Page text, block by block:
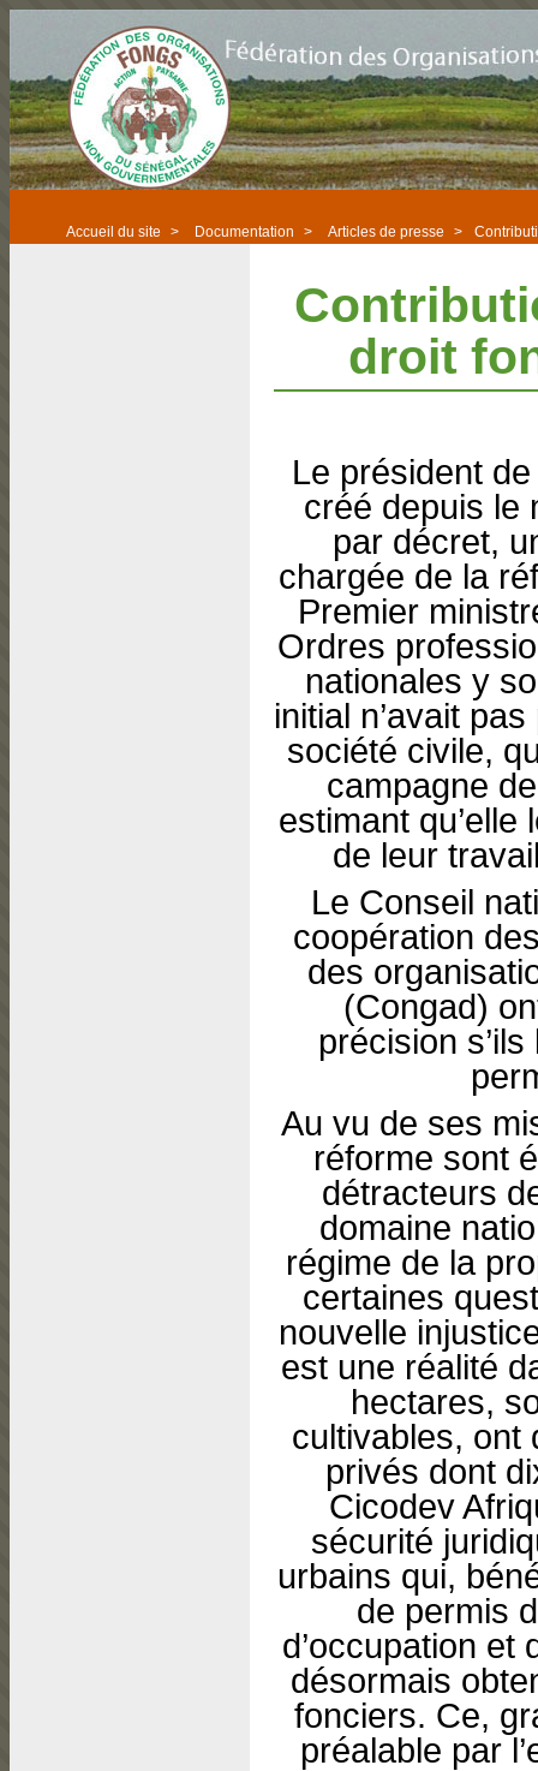
Accueil du site > Documentation > Articles de presse >
droit
Le président
créé depuis le
par décret,
chargée de la
Premier
Ordres
nationales y
initial n’avait
société civile,
campagne
estimant
de leur
Le Conseil
coopération
des
(Congad)
précision
Au vu de ses
réforme sont
détracteurs
domaine
régime de la
certaines
nouvelle
est une réalité
hectares,
cultivables, ont
privés dont
Cicodev
sécurité
urbains qui,
de permis
d’occupation et
désormais
fonciers. Ce,
préalable par